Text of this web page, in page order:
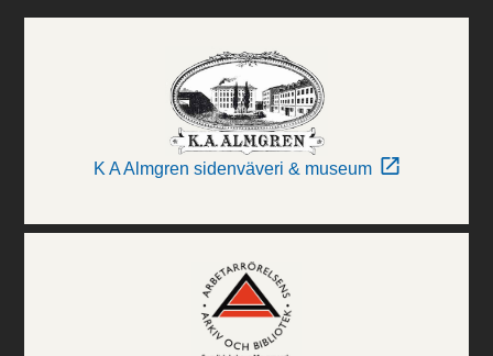
K A Almgren sidenväveri & museum